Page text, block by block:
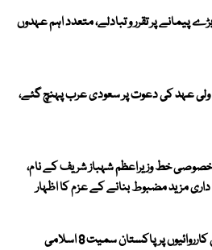
پیمانے پر تقرر و تبادلے، متعدد اہم عہدوں
ولی عہد کی دعوت پر سعودی عرب پہنچ گئے،
خط وزیراعظم شہباز شریف کے نام،
مزید مضبوط بنانے کے عزم کا اظہار
غزہ میں اسرائیلی کارروائیوں پر پاکستان سمیت 8 اسلامی